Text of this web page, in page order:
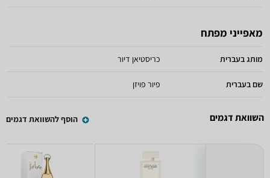
מאפייני מפתח
מותג בעברית כריסטיאן דיור
שם בעברית פיור פויזן
השוואת דגמים הוסף להשוואת דגמים